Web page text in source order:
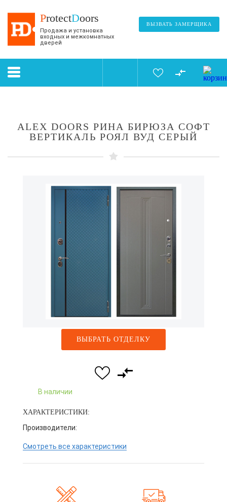
ProtectDoors
Продажа и установка
входных и межкомнатных
дверей
ВЫЗВАТЬ ЗАМЕРЩИКА
ALEX DOORS РИНА БИРЮЗА СОФТ
ВЕРТИКАЛЬ РОЯЛ ВУД СЕРЫЙ
ВЫБРАТЬ ОТДЕЛКУ
В наличии
ХАРАКТЕРИСТИКИ:
Производители:
Смотреть все характеристики